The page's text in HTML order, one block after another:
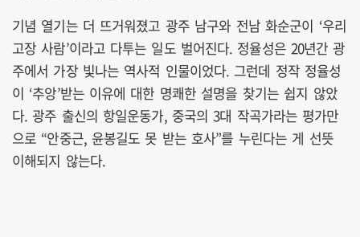
기념 열기는 더 뜨거워졌고 광주 남구와 전남 화순군이 ‘우리
고장 사람’이라고 다투는 일도 벌어진다. 정율성은 20년간 광
주에서 가장 빛나는 역사적 인물이었다. 그런데 정작 정율성
이 ‘추앙’받는 이유에 대한 명쾌한 설명을 찾기는 쉽지 않았
다. 광주 출신의 항일운동가, 중국의 3대 작곡가라는 평가만
으로 “안중근, 윤봉길도 못 받는 호사”를 누린다는 게 선뜻
이해되지 않는다.